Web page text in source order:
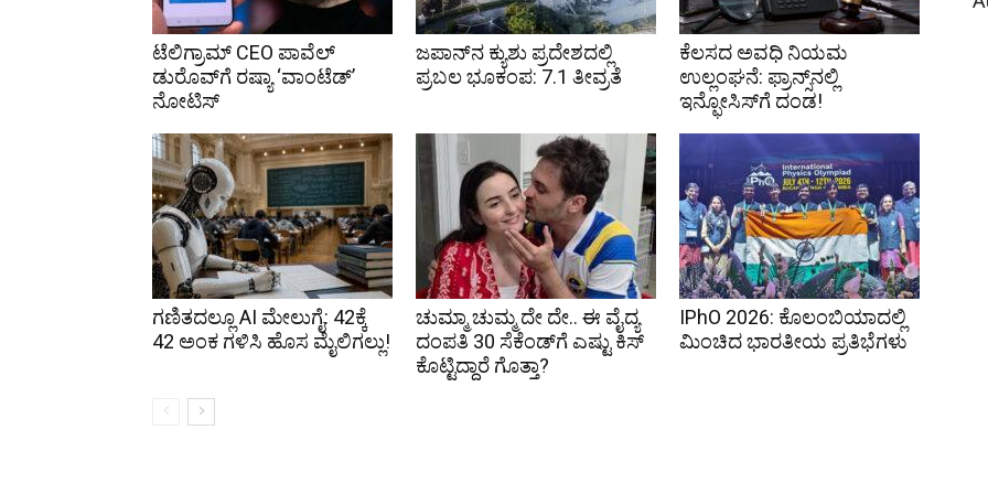
ಟೆಲಿಗ್ರಾಮ್ CEO ಪಾವೆಲ್
ಡುರೊವ್‌ಗೆ ರಷ್ಯಾ ‘ವಾಂಟೆಡ್’
ನೋಟಿಸ್
ಜಪಾನ್‌ನ ಕ್ಯುಶು ಪ್ರದೇಶದಲ್ಲಿ
ಪ್ರಬಲ ಭೂಕಂಪ: 7.1 ತೀವ್ರತೆ
ಕೆಲಸದ ಅವಧಿ ನಿಯಮ
ಉಲ್ಲಂಘನೆ: ಫ್ರಾನ್ಸ್‌ನಲ್ಲಿ
ಇನ್ಫೋಸಿಸ್‌ಗೆ ದಂಡ!
ಗಣಿತದಲ್ಲೂ AI ಮೇಲುಗೈ: 42ಕ್ಕೆ
42 ಅಂಕ ಗಳಿಸಿ ಹೊಸ ಮೈಲಿಗಲ್ಲು!
ಚುಮ್ಮಾ ಚುಮ್ಮ ದೇ ದೇ.. ಈ ವೈದ್ಯ
ದಂಪತಿ 30 ಸೆಕೆಂಡ್‌ಗೆ ಎಷ್ಟು ಕಿಸ್
ಕೊಟ್ಟಿದ್ದಾರೆ ಗೊತ್ತಾ?
IPhO 2026: ಕೊಲಂಬಿಯಾದಲ್ಲಿ
ಮಿಂಚಿದ ಭಾರತೀಯ ಪ್ರತಿಭೆಗಳು